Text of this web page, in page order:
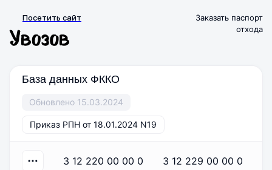
Посетить сайт
Заказать паспорт
отхода
База данных ФККО
Обновлено 15.03.2024
Приказ РПН от 18.01.2024 N19
3 12 220 00 00 0 3 12 229 00 00 0